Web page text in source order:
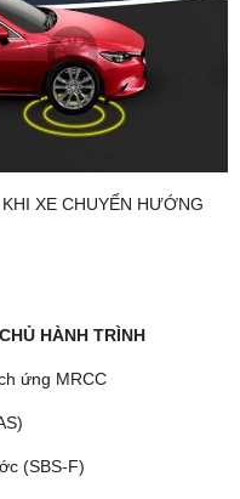
XE CHUYỂN HƯỚNG
HÀNH TRÌNH
ứng MRCC
(SBS-F)